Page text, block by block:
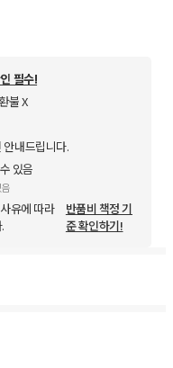
필수!
불 X
안내드립니다.
있음
유에 따라
반품비 책정 기
준 확인하기!